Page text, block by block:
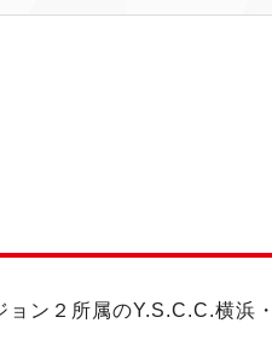
ョン２所属のY.S.C.C.横浜